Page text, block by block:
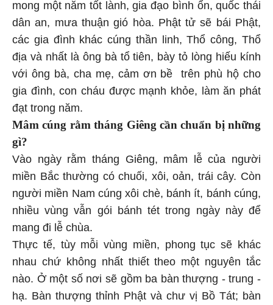
mong một năm tốt lành, gia đạo bình ổn, quốc thái
dân an, mưa thuận gió hòa. Phật tử sẽ bái Phật,
các gia đình khác cúng thần linh, Thổ công, Thổ
địa và nhất là ông bà tổ tiên, bày tỏ lòng hiếu kính
với ông bà, cha mẹ, cảm ơn bề trên phù hộ cho
gia đình, con cháu được mạnh khỏe, làm ăn phát
đạt trong năm.
Mâm cúng rằm tháng Giêng cần chuẩn bị những
gì?
Vào ngày rằm tháng Giêng, mâm lễ của người
miền Bắc thường có chuối, xôi, oản, trái cây. Còn
người miền Nam cúng xôi chè, bánh ít, bánh cúng,
nhiều vùng vẫn gói bánh tét trong ngày này để
mang đi lễ chùa.
Thực tế, tùy mỗi vùng miền, phong tục sẽ khác
nhau chứ không nhất thiết theo một nguyên tắc
nào. Ở một số nơi sẽ gồm ba bàn thượng - trung -
hạ. Bàn thượng thỉnh Phật và chư vị Bồ Tát; bàn